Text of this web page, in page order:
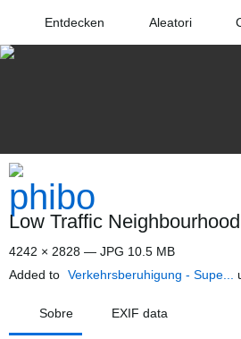
Entdecken Aleatori
Low Traffic
4242 × 2828 — JPG 10.5 MB
Added to Verkehrsberuhigung - Supe...
Sobre EXIF data